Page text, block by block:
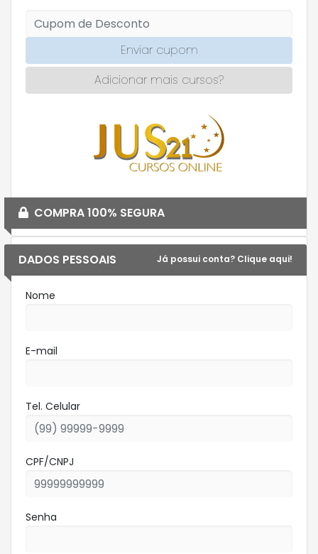
DADOS PESSOAIS Já possui conta? Clique aqui!
Nome
E-mail
Tel. Celular
CPF/CNPJ
Senha
Enviar cupom
Adicionar mais cursos?
COMPRA 100% SEGURA